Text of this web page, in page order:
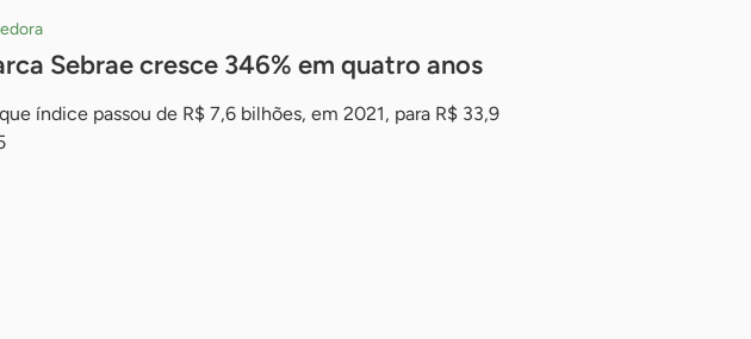
Sebrae cresce 346% em quatro anos
índice passou de R$ 7,6 bilhões, em 2021, para R$ 33,9